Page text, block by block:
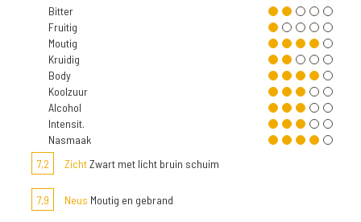
Bitter
Fruitig
Moutig
Kruidig
Body
Koolzuur
Alcohol
Intensit.
Nasmaak
7,2
ZichtZwart met licht bruin schuim
7,9 Neus Moutig en gebrand